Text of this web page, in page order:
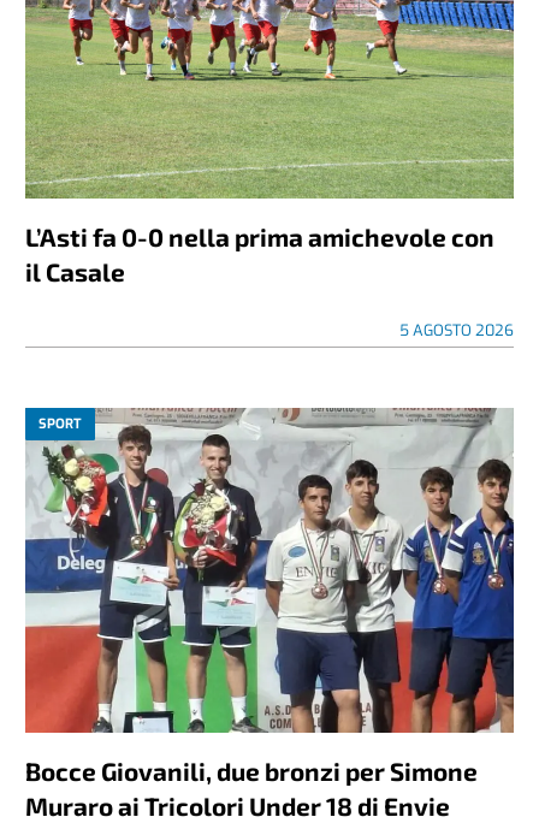
L’Asti fa 0-0 nella prima amichevole con
il Casale
5 AGOSTO 2026
SPORT
Bocce Giovanili, due bronzi per Simone
Muraro ai Tricolori Under 18 di Envie